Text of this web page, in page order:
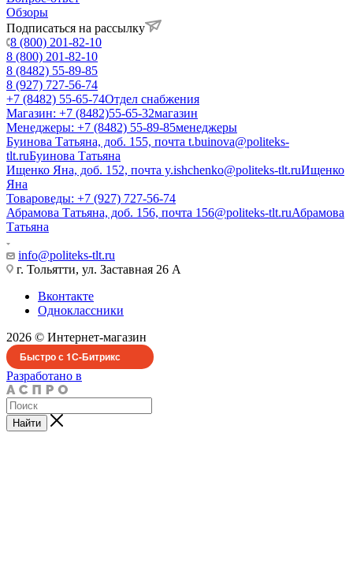
Обзоры
Подписаться на рассылку
8 (800) 201-82-10
8 (800) 201-82-10
8 (8482) 55-89-85
8 (927) 727-56-74
+7 (8482) 55-65-74Отдел снабжения
Магазин: +7 (8482)55-65-32магазин
Менеджеры: +7 (8482) 55-89-85менеджеры
Буинова Татьяна, доб. 155, почта t.buinova@politeks-
tlt.ruБуинова Татьяна
Ищенко Яна, доб. 152, почта y.ishchenko@politeks-tlt.ruИщенко
Яна
Товароведы: +7 (927) 727-56-74
Абрамова Татьяна, доб. 156, почта 156@politeks-tlt.ruАбрамова
Татьяна
info@politeks-tlt.ru
г. Тольятти, ул. Заставная 26 А
Вконтакте
Одноклассники
2026 © Интернет-магазин
Быстро с 1С-Битрикс
Разработано в
Найти